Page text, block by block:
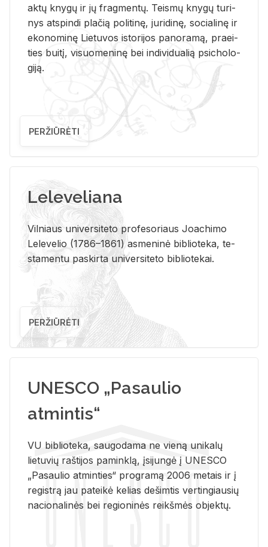
aktų kny­gų ir jų frag­men­tų. Teis­mų kny­gų tu­ri­
nys at­spin­di pla­čią po­li­ti­nę, ju­ri­di­nę, so­cia­li­nę ir
eko­no­mi­nę Lie­tu­vos is­to­ri­jos pa­no­ra­mą, pra­ei­
ties bui­tį, vi­suo­me­ni­nę bei in­di­vi­dua­lią psi­cho­lo­
gi­ją.
PERŽIŪRĖTI
Leleveliana
Vil­niaus uni­ver­si­te­to pro­fe­so­riaus Jo­a­chi­mo
Le­le­ve­lio (1786–1861) as­me­ni­nė bi­b­lio­te­ka, te­
sta­men­tu pa­skir­ta uni­ver­si­te­to bi­b­lio­te­kai.
PERŽIŪRĖTI
UNESCO „Pasaulio
atmintis“
VU biblioteka, saugodama ne vieną unikalų
lietuvių raštijos paminklą, įsijungė į UNESCO
„Pasaulio atminties“ programą 2006 metais ir į
registrą jau pateikė kelias dešimtis vertingiausių
nacionalinės bei regioninės reikšmės objektų.